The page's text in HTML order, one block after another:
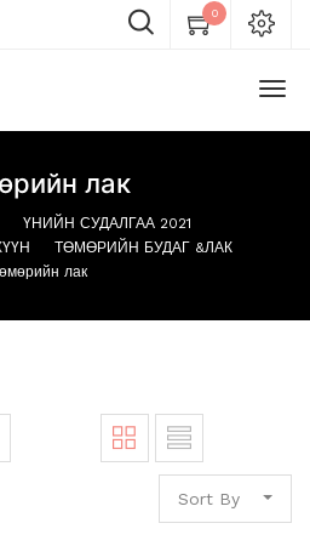
0
лак
ҮНИЙН СУДАЛГАА 2021
ТӨМӨРИЙН БУДАГ &ЛАК
лак
Sort By